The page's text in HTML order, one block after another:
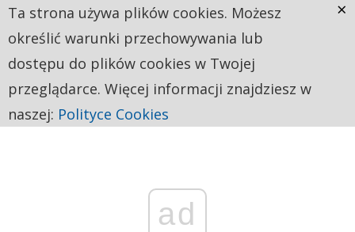
ad
Ta strona używa plików cookies. Możesz
określić warunki przechowywania lub
dostępu do plików cookies w Twojej
przeglądarce. Więcej informacji znajdziesz w
naszej: Polityce Cookies
×